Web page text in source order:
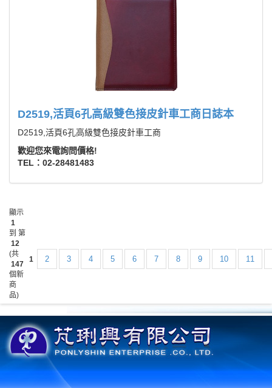
D2519,活頁6孔高級雙色接皮針車工商日誌本
D2519,活頁6孔高級雙色接皮針車工商
歡迎您來電詢問價格!
TEL：02-28481483
顯示
1
到 第
12
(共
147
個新
商
品)
1 2 3 4 5 6 7 8 9 10 11